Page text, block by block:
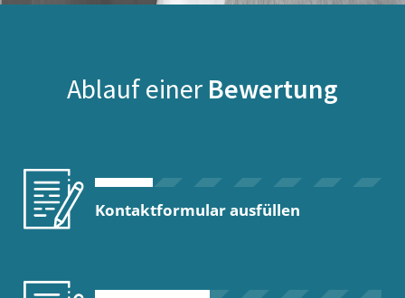
Ablauf einer Bewertung
Kontaktformular ausfüllen